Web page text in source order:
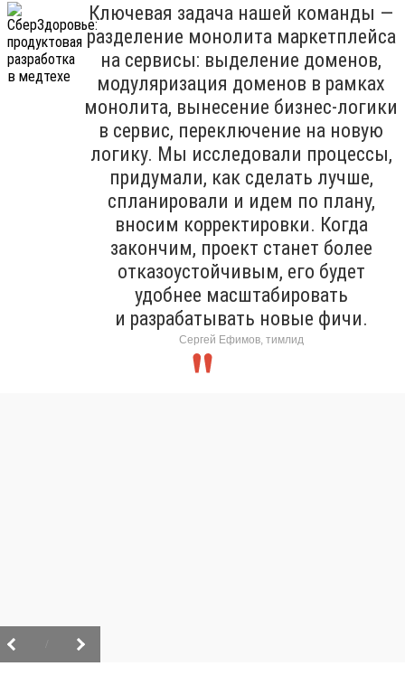
Ключевая задача нашей команды —
разделение монолита маркетплейса
на сервисы: выделение доменов,
модуляризация доменов в рамках
монолита, вынесение бизнес-логики
в сервис, переключение на новую
логику. Мы исследовали процессы,
придумали, как сделать лучше,
спланировали и идем по плану,
вносим корректировки. Когда
закончим, проект станет более
отказоустойчивым, его будет
удобнее масштабировать
и разрабатывать новые фичи.
Сергей Ефимов, тимлид